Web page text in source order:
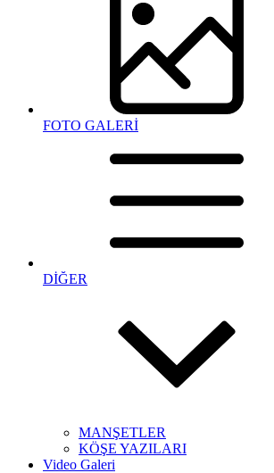
FOTO GALERİ
DİĞER
MANŞETLER
KÖŞE YAZILARI
Video Galeri